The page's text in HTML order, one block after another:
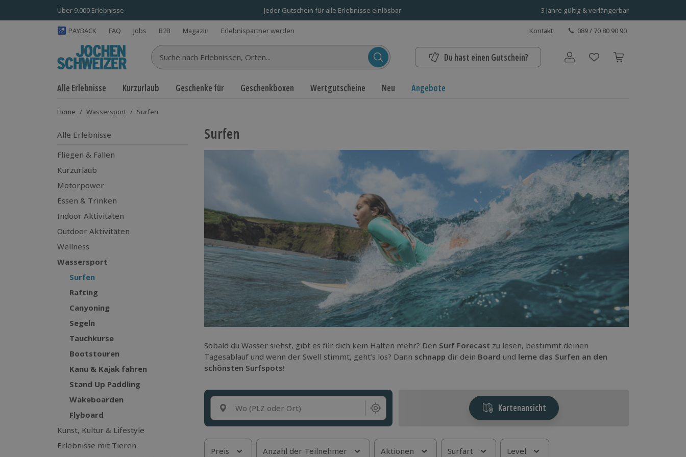
Über 9.000 Erlebnisse Jeder Gutschein für alle Erlebnisse einlösbar 3 Jahre gültig & verlängerbar
PAYBACK FAQ Jobs B2B Magazin Erlebnispartner werden Kontakt 089 / 70 80 90 90
Suche nach Erlebnissen... Du hast einen Gutschein? Benutzerkonto
Alle Erlebnisse Kurzurlaub Geschenke für Geschenkboxen Wertgutscheine Neu Angebote
Home / Wassersport / Surfen
Alle Erlebnisse
Fliegen & Fallen
Kurzurlaub
Motorpower
Essen & Trinken
Indoor Aktivitäten
Outdoor Aktivitäten
Wellness
Wassersport
Surfen
Rafting
Canyoning
Segeln
Tauchkurse
Bootstouren
Kanu & Kajak fahren
Stand Up Paddling
Wakeboarden
Flyboard
Kunst, Kultur & Lifestyle
Erlebnisse mit Tieren
Surfen
Sobald du Wasser siehst, gibt es für dich kein Halten mehr? Den Surf Forecast zu lesen, bestimmt deinen
Tagesablauf und wenn der Swell stimmt, geht’s los? Dann schnapp dir dein Board und lerne das Surfen an den
schönsten Surfspots!
Wo (PLZ oder Ort) Kartenansicht
Preis Anzahl der Teilnehmer Aktionen Surfart Level